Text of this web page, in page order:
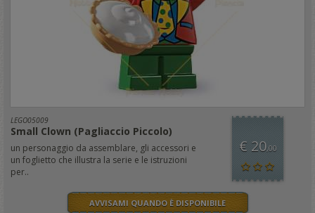
LEGO05009
Small Clown (Pagliaccio Piccolo)
un personaggio da assemblare, gli accessori e
un foglietto che illustra la serie e le istruzioni
per..
€ 20,00
AVVISAMI QUANDO È DISPONIBILE